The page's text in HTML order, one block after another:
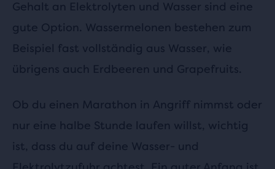
Gehalt an Elektrolyten und Wasser sind eine
gute Option. Wassermelonen bestehen zum
Beispiel fast vollständig aus Wasser, wie
übrigens auch Erdbeeren und Grapefruits.
Ob du einen Marathon in Angriff nimmst oder
nur eine halbe Stunde laufen willst, wichtig
ist, dass du auf deine Wasser- und